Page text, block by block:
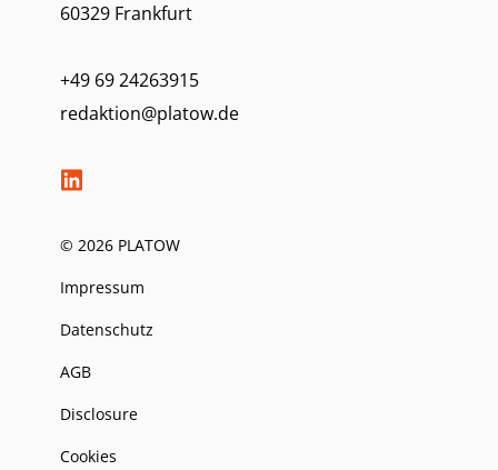
60329 Frankfurt
+49 69 24263915
redaktion@platow.de
© 2026 PLATOW
Impressum
Datenschutz
AGB
Disclosure
Cookies